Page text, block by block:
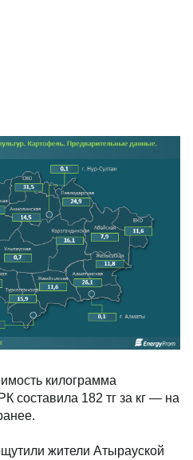
килограмма
составила 182 тг за кг — на
жители Атырауской